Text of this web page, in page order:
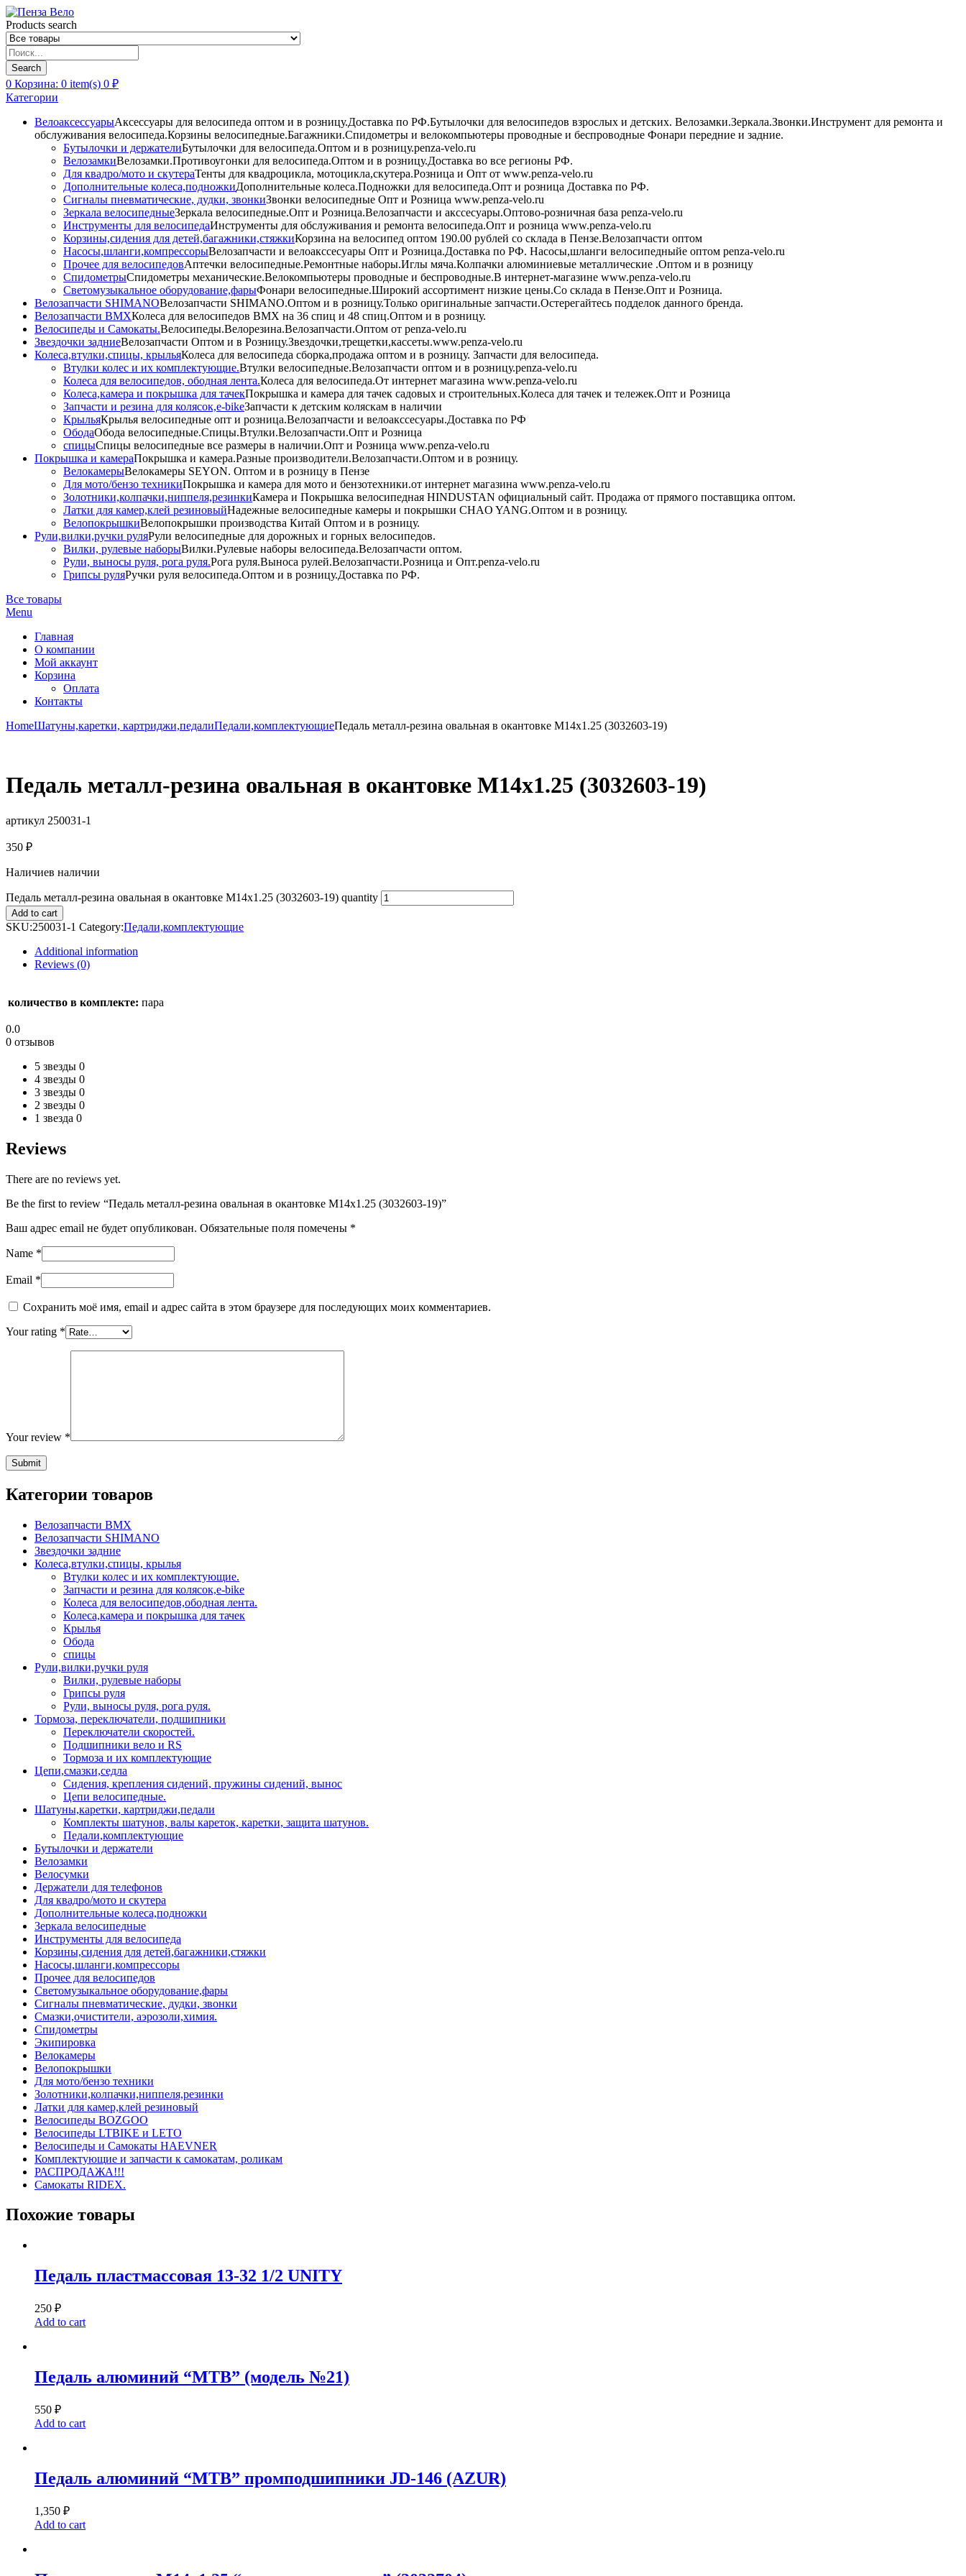
Products search
Search
0 Корзина: 0 item(s) 0 ₽
Категории
ВелоаксессуарыАксессуары для велосипеда оптом и в розницу.Доставка по РФ.Бутылочки для велосипедов взрослых и детских. Велозамки.Зеркала.Звонки.Инструмент для ремонта и
обслуживания велосипеда.Корзины велосипедные.Багажники.Спидометры и велокомпьютеры проводные и беспроводные Фонари передние и задние.
Бутылочки и держателиБутылочки для велосипеда.Оптом и в розницу.penza-velo.ru
ВелозамкиВелозамки.Противоугонки для велосипеда.Оптом и в розницу.Доставка во все регионы РФ.
Для квадро/мото и скутераТенты для квадроцикла, мотоцикла,скутера.Розница и Опт от www.penza-velo.ru
Дополнительные колеса,подножкиДополнительные колеса.Подножки для велосипеда.Опт и розница Доставка по РФ.
Сигналы пневматические, дудки, звонкиЗвонки велосипедные Опт и Розница www.penza-velo.ru
Зеркала велосипедныеЗеркала велосипедные.Опт и Розница.Велозапчасти и акссесуары.Оптово-розничная база penza-velo.ru
Инструменты для велосипедаИнструменты для обслуживания и ремонта велосипеда.Опт и розница www.penza-velo.ru
Корзины,сидения для детей,багажники,стяжкиКорзина на велосипед оптом 190.00 рублей со склада в Пензе.Велозапчасти оптом
Насосы,шланги,компрессорыВелозапчасти и велоакссесуары Опт и Розница.Доставка по РФ. Насосы,шланги велосипедныйе оптом penza-velo.ru
Прочее для велосипедовАптечки велосипедные.Ремонтные наборы.Иглы мяча.Колпачки алюминиевые металлические .Оптом и в розницу
СпидометрыСпидометры механические.Велокомпьютеры проводные и беспроводные.В интернет-магазине www.penza-velo.ru
Светомузыкальное оборудование,фарыФонари велосипедные.Широкий ассортимент низкие цены.Со склада в Пензе.Опт и Розница.
Велозапчасти SHIMANOВелозапчасти SHIMANO.Оптом и в розницу.Только оригинальные запчасти.Остерегайтесь подделок данного бренда.
Велозапчасти BMXКолеса для велосипедов BMX на 36 спиц и 48 спиц.Оптом и в розницу.
Велосипеды и Самокаты.Велосипеды.Велорезина.Велозапчасти.Оптом от penza-velo.ru
Звездочки задниеВелозапчасти Оптом и в Розницу.Звездочки,трещетки,кассеты.www.penza-velo.ru
Колеса,втулки,спицы, крыльяКолеса для велосипеда сборка,продажа оптом и в розницу. Запчасти для велосипеда.
Втулки колес и их комплектующие.Втулки велосипедные.Велозапчасти оптом и в розницу.penza-velo.ru
Колеса для велосипедов, ободная лента.Колеса для велосипеда.От интернет магазина www.penza-velo.ru
Колеса,камера и покрышка для тачекПокрышка и камера для тачек садовых и строительных.Колеса для тачек и тележек.Опт и Розница
Запчасти и резина для колясок,e-bikeЗапчасти к детским коляскам в наличии
КрыльяКрылья велосипедные опт и розница.Велозапчасти и велоакссесуары.Доставка по РФ
ОбодаОбода велосипедные.Спицы.Втулки.Велозапчасти.Опт и Розница
спицыСпицы велосипедные все размеры в наличии.Опт и Розница www.penza-velo.ru
Покрышка и камераПокрышка и камера.Разные производители.Велозапчасти.Оптом и в розницу.
ВелокамерыВелокамеры SEYON. Оптом и в розницу в Пензе
Для мото/бензо техникиПокрышка и камера для мото и бензотехники.от интернет магазина www.penza-velo.ru
Золотники,колпачки,ниппеля,резинкиКамера и Покрышка велосипедная HINDUSTAN официальный сайт. Продажа от прямого поставщика оптом.
Латки для камер,клей резиновыйНадежные велосипедные камеры и покрышки CHAO YANG.Оптом и в розницу.
ВелопокрышкиВелопокрышки производства Китай Оптом и в розницу.
Рули,вилки,ручки руляРули велосипедные для дорожных и горных велосипедов.
Вилки, рулевые наборыВилки.Рулевые наборы велосипеда.Велозапчасти оптом.
Рули, выносы руля, рога руля.Рога руля.Выноса рулей.Велозапчасти.Розница и Опт.penza-velo.ru
Грипсы руляРучки руля велосипеда.Оптом и в розницу.Доставка по РФ.
Все товары
Menu
Главная
О компании
Мой аккаунт
Корзина
Оплата
Контакты
HomeШатуны,каретки, картриджи,педалиПедали,комплектующиеПедаль металл-резина овальная в окантовке М14х1.25 (3032603-19)
Педаль металл-резина овальная в окантовке М14х1.25 (3032603-19)
артикул 250031-1
350 ₽
Наличиев наличии
Педаль металл-резина овальная в окантовке М14х1.25 (3032603-19) quantity
Add to cart
SKU:250031-1 Category:Педали,комплектующие
Additional information
Reviews (0)
количество в комплекте: пара
0.0
0 отзывов
5 звезды 0
4 звезды 0
3 звезды 0
2 звезды 0
1 звезда 0
Reviews
There are no reviews yet.
Be the first to review “Педаль металл-резина овальная в окантовке М14х1.25 (3032603-19)”
Ваш адрес email не будет опубликован. Обязательные поля помечены *
Name *
Email *
Сохранить моё имя, email и адрес сайта в этом браузере для последующих моих комментариев.
Your rating *
Your review *
Категории товаров
Велозапчасти BMX
Велозапчасти SHIMANO
Звездочки задние
Колеса,втулки,спицы, крылья
Втулки колес и их комплектующие.
Запчасти и резина для колясок,e-bike
Колеса для велосипедов,ободная лента.
Колеса,камера и покрышка для тачек
Крылья
Обода
спицы
Рули,вилки,ручки руля
Вилки, рулевые наборы
Грипсы руля
Рули, выносы руля, рога руля.
Тормоза, переключатели, подшипники
Переключатели скоростей.
Подшипники вело и RS
Тормоза и их комплектующие
Цепи,смазки,седла
Сидения, крепления сидений, пружины сидений, вынос
Цепи велосипедные.
Шатуны,каретки, картриджи,педали
Комплекты шатунов, валы кареток, каретки, защита шатунов.
Педали,комплектующие
Бутылочки и держатели
Велозамки
Велосумки
Держатели для телефонов
Для квадро/мото и скутера
Дополнительные колеса,подножки
Зеркала велосипедные
Инструменты для велосипеда
Корзины,сидения для детей,багажники,стяжки
Насосы,шланги,компрессоры
Прочее для велосипедов
Светомузыкальное оборудование,фары
Сигналы пневматические, дудки, звонки
Смазки,очистители, аэрозоли,химия.
Спидометры
Экипировка
Велокамеры
Велопокрышки
Для мото/бензо техники
Золотники,колпачки,ниппеля,резинки
Латки для камер,клей резиновый
Велосипеды BOZGOO
Велосипеды LTBIKE и LETO
Велосипеды и Самокаты HAEVNER
Комплектующие и запчасти к самокатам, роликам
РАСПРОДАЖА!!!
Самокаты RIDEX.
Похожие товары
Педаль пластмассовая 13-32 1/2 UNITY
250 ₽
Add to cart
Педаль алюминий “MTB” (модель №21)
550 ₽
Add to cart
Педаль алюминий “MTB” промподшипники JD-146 (AZUR)
1,350 ₽
Add to cart